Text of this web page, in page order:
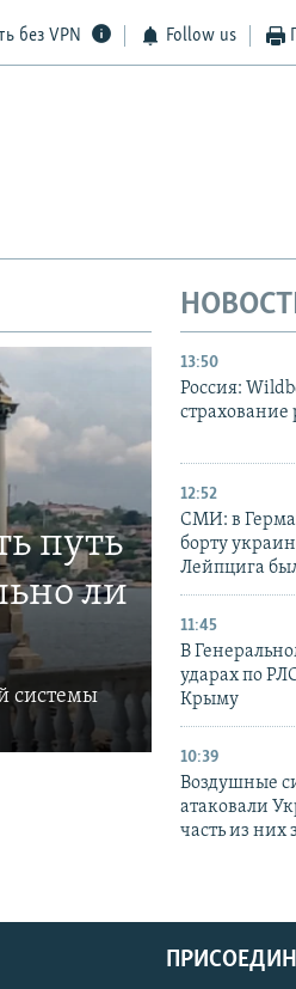
без VPN Follow us
путь
ли
системы
13:50
Россия:
страхование
12:52
СМИ: в
борту
Лейпцига
11:45
В
ударах по
Крыму
10:39
Воздушные
атаковали
часть из них